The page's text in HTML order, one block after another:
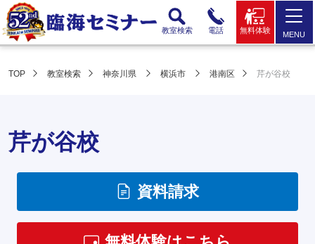
教室検索 電話 無料体験 MENU
TOP 教室検索 神奈川県 横浜市 港南区 芹が谷校
芹が谷校
資料請求